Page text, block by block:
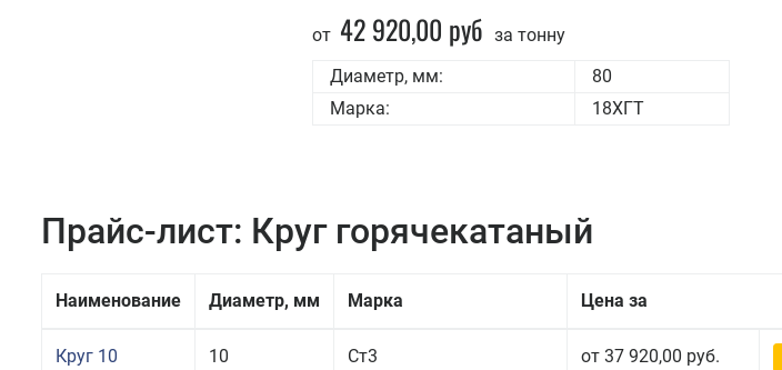
от 42 920,00 руб за тонну
Диаметр, мм:
80
Марка:
18ХГТ
Прайс-лист: Круг горячекатаный
Наименование Диаметр, мм Марка Цена за
Круг 10 10 Ст3 от 37 920,00 руб.